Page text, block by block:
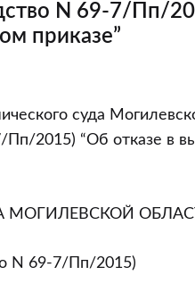
N 69-7/Пп/
приказе”
суда
Пп/2015) “Об отказе в
МОГИЛЕВСКОЙ
N 69-7/Пп/2015)